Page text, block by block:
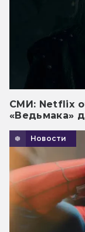
СМИ: Netflix
«Ведьмака»
Новости